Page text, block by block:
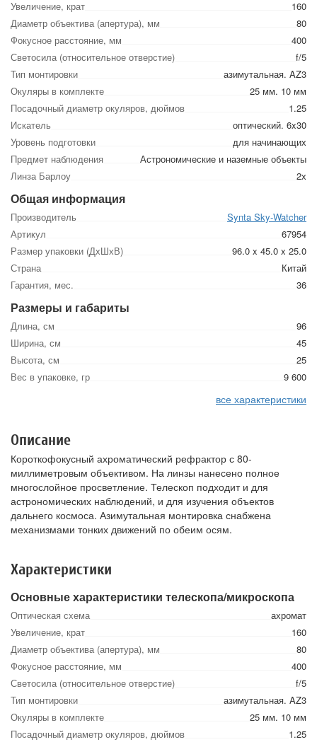
Увеличение, крат
160
Диаметр объектива (апертура), мм
80
Фокусное расстояние, мм
400
Светосила (относительное отверстие)
f/5
Тип монтировки
азимутальная. AZ3
Окуляры в комплекте
25 мм. 10 мм
Посадочный диаметр окуляров, дюймов
1.25
Искатель
оптический. 6x30
Уровень подготовки
для начинающих
Предмет наблюдения
Астрономические и наземные объекты
Линза Барлоу
2х
Общая информация
Производитель
Synta Sky-Watcher
Артикул
67954
Размер упаковки (ДхШхВ)
96.0 x 45.0 x 25.0
Страна
Китай
Гарантия, мес.
36
Размеры и габариты
Длина, см
96
Ширина, см
45
Высота, см
25
Вес в упаковке, гр
9 600
все характеристики
Описание
Короткофокусный ахроматический рефрактор с 80-
миллиметровым объективом. На линзы нанесено полное
многослойное просветление. Телескоп подходит и для
астрономических наблюдений, и для изучения объектов
дальнего космоса. Азимутальная монтировка снабжена
механизмами тонких движений по обеим осям.
Характеристики
Основные характеристики телескопа/микроскопа
Оптическая схема
ахромат
Увеличение, крат
160
Диаметр объектива (апертура), мм
80
Фокусное расстояние, мм
400
Светосила (относительное отверстие)
f/5
Тип монтировки
азимутальная. AZ3
Окуляры в комплекте
25 мм. 10 мм
Посадочный диаметр окуляров, дюймов
1.25